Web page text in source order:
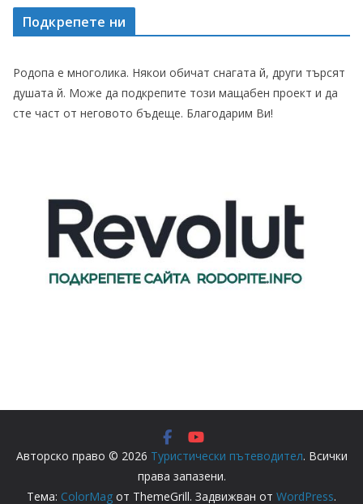
Подкрепете ни
Родопа е многолика. Някои обичат снагата й, други търсят
душата й. Може да подкрепите този мащабен проект и да
сте част от неговото бъдеще. Благодарим Ви!
Авторско право © 2026 Туристически пътеводител. Всички
права запазени.
Тема: ColorMag от ThemeGrill. Задвижван от WordPress.